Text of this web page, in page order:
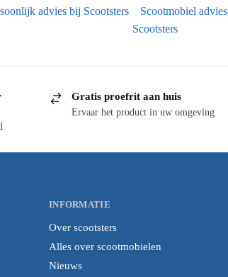
advies bij Scootsters Scootmobiel advies
Scootsters
Gratis proefrit aan huis
Ervaar het product in uw omgeving
INFORMATIE
Over scootsters
Alles over scootmobielen
Nieuws